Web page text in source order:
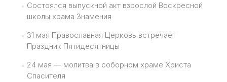
Состоялся выпускной акт взрослой Воскресной
школы храма Знамения
31 мая Православная Церковь встречает
Праздник Пятидесятницы
24 мая — молитва в соборном храме Христа
Спасителя